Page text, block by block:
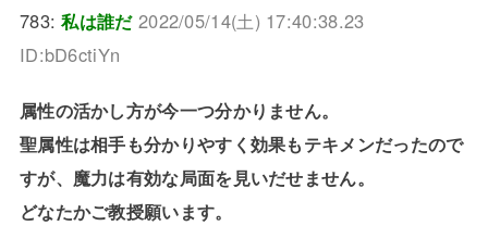
783:私は誰だ 2022/05/14(土) 17:40:38.23
ID:bD6ctiYn
属性の活かし方が今一つ分かりません。
聖属性は相手も分かりやすく効果もテキメンだったので
すが、魔力は有効な局面を見いだせません。
どなたかご教授願います。